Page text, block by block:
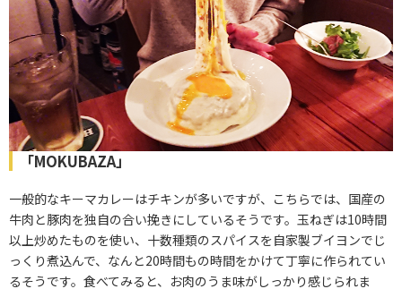
「MOKUBAZA」
一般的なキーマカレーはチキンが多いですが、こちらでは、国産の
牛肉と豚肉を独自の合い挽きにしているそうです。玉ねぎは10時間
以上炒めたものを使い、十数種類のスパイスを自家製ブイヨンでじ
っくり煮込んで、なんと20時間もの時間をかけて丁寧に作られてい
るそうです。食べてみると、お肉のうま味がしっかり感じられま